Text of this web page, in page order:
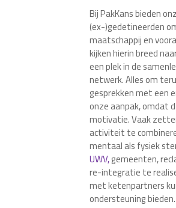
Bij PakKans bieden
(ex-)gedetineerden
maatschappij en
kijken hierin breed
een plek in de
netwerk. Alles om
gesprekken met een
onze aanpak, omdat
motivatie. Vaak
activiteit te
mentaal als fysiek
UWV,gemeenten,
re-integratie te
met ketenpartners
ondersteuning bieden.